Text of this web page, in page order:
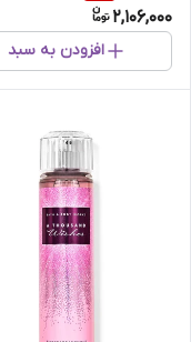
2,106,000
افزودن به سبد